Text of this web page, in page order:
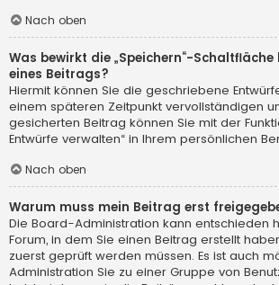
Nach oben
Was bewirkt die „Speichern“-Schaltfläche
eines Beitrags?
Hiermit können Sie die geschriebene
einem späteren Zeitpunkt vervollständigen
gesicherten Beitrag können Sie mit der
Entwürfe verwalten“ in Ihrem persönlichen
Nach oben
Warum muss mein Beitrag erst
Die Board-Administration kann entschieden
Forum, in dem Sie einen Beitrag erstellt
zuerst geprüft werden müssen. Es ist auch
Administration Sie zu einer Gruppe von